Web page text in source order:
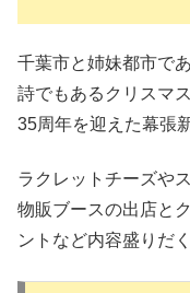
千葉市と姉妹都市で
詩でもあるクリスマ
35周年を迎えた幕張
ラクレットチーズや
物販ブースの出店と
ントなど内容盛りだ